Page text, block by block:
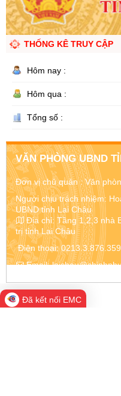
THỐNG KÊ TRUY CẬP
Hôm nay :
Hôm qua :
Tổng số :
VĂN PHÒNG UBND
Đơn vị chủ quản :Văn
Người chịu trách nhiệm:
UBND tỉnh Lai Châu
Địa chỉ: Tầng 1,2,3 nhà
trị tỉnh Lai Châu
Điện thoại:0213.3.876.359
Email:
Đã kết nối EMC